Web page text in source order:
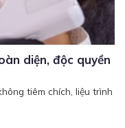
diện, độc quyền
tiêm chích, liệu trình